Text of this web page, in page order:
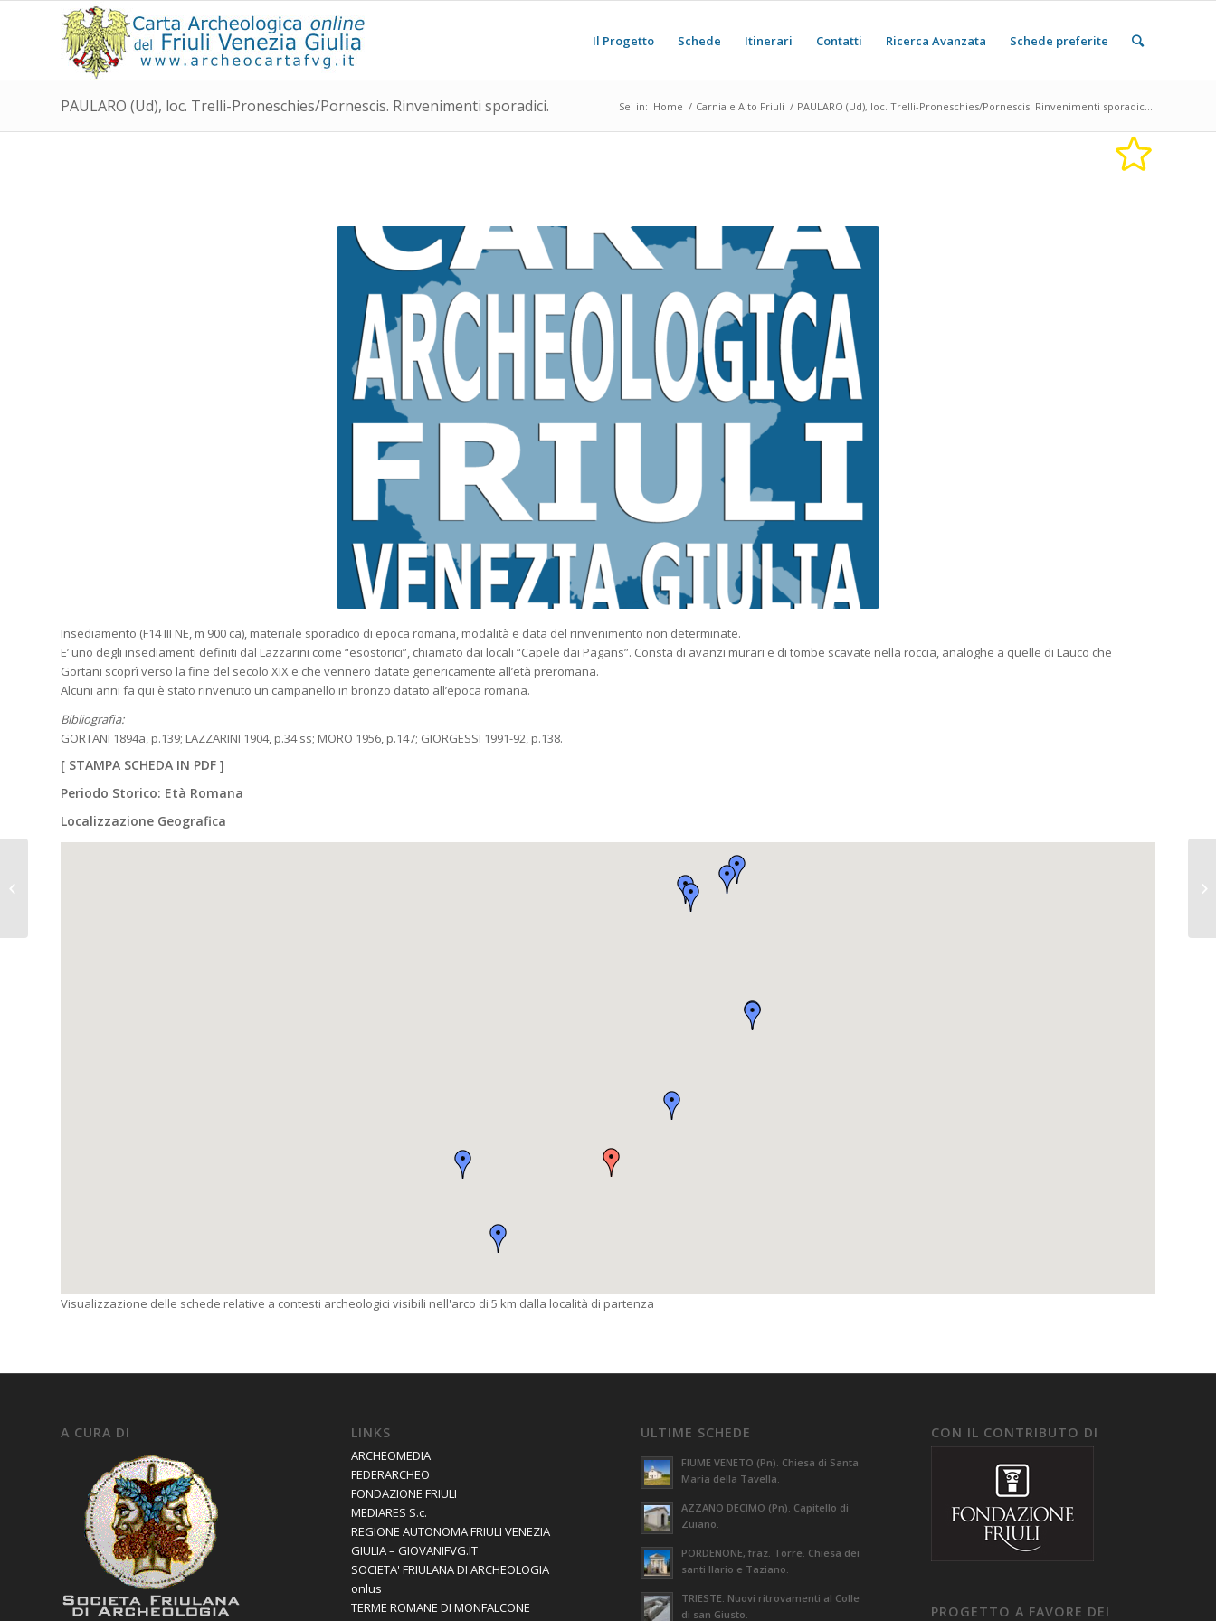
Il Progetto Schede Itinerari Contatti Ricerca Avanzata Schede preferite
PAULARO (Ud), loc. Trelli-Proneschies/Pornescis. Rinvenimenti sporadici. Sei in: Home / Carnia e Alto Friuli / PAULARO (Ud), loc. Trelli-Proneschies/Pornescis. Rinvenimenti sporadic...
Insediamento (F14 III NE, m 900 ca), materiale sporadico di epoca romana, modalità e data del rinvenimento non determinate.
E’ uno degli insediamenti definiti dal Lazzarini come “esostorici”, chiamato dai locali “Capele dai Pagans”. Consta di avanzi murari e di tombe scavate nella roccia, analoghe a quelle di Lauco che
Gortani scoprì verso la fine del secolo XIX e che vennero datate genericamente all’età preromana.
Alcuni anni fa qui è stato rinvenuto un campanello in bronzo datato all’epoca romana.
Bibliografia:
GORTANI 1894a, p.139; LAZZARINI 1904, p.34 ss; MORO 1956, p.147; GIORGESSI 1991-92, p.138.
[ STAMPA SCHEDA IN PDF ]
Periodo Storico: Età Romana
Localizzazione Geografica
Visualizzazione delle schede relative a contesti archeologici visibili nell'arco di 5 km dalla località di partenza
A CURA DI LINKS
ARCHEOMEDIA
FEDERARCHEO
FONDAZIONE FRIULI
MEDIARES S.c.
REGIONE AUTONOMA FRIULI VENEZIA
GIULIA – GIOVANIFVG.IT
SOCIETA' FRIULANA DI ARCHEOLOGIA
onlus
TERME ROMANE DI MONFALCONE
ULTIME SCHEDE
FIUME VENETO (Pn). Chiesa di Santa
Maria della Tavella.
AZZANO DECIMO (Pn). Capitello di
Zuiano.
PORDENONE, fraz. Torre. Chiesa dei
santi Ilario e Taziano.
TRIESTE. Nuovi ritrovamenti al Colle
di san Giusto.
CON IL CONTRIBUTO DI
PROGETTO A FAVORE DEI